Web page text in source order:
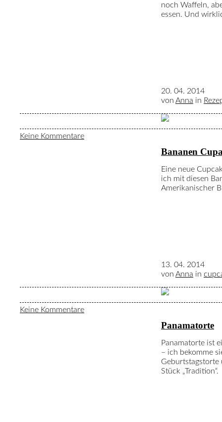
noch Waffeln,
essen. Und
20. 04. 2014
von Anna in
Keine Kommentare
Bananen
Eine neue
ich mit diesen
Amerikanischer
13. 04. 2014
von Anna in
Keine Kommentare
Panamatorte
Panamatorte ist
– ich bekomme
Geburtstagstorte
Stück „Tradition“.